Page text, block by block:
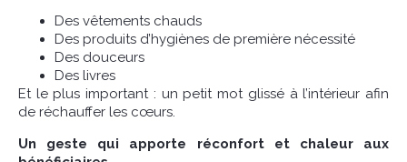
Des vêtements chauds
Des produits d’hygiènes de première nécessité
Des douceurs
Des livres
Et le plus important : un petit mot glissé à l’intérieur afin
de réchauffer les cœurs.
Un geste qui apporte réconfort et chaleur aux